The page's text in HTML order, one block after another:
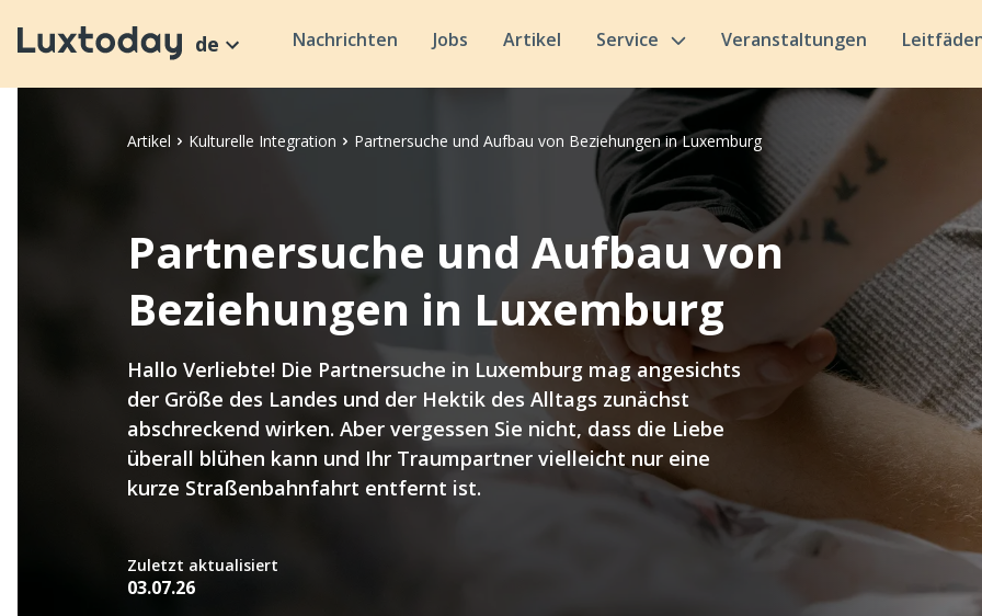
de Nachrichten Jobs Artikel Service Veranstaltungen
Artikel Kulturelle Integration Partnersuche und Aufbau von Beziehungen in Luxemburg
Partnersuche und Aufbau von
Beziehungen in Luxemburg
Hallo Verliebte! Die Partnersuche in Luxemburg mag angesichts
der Größe des Landes und der Hektik des Alltags zunächst
abschreckend wirken. Aber vergessen Sie nicht, dass die Liebe
überall blühen kann und Ihr Traumpartner vielleicht nur eine
kurze Straßenbahnfahrt entfernt ist.
Zuletzt aktualisiert
03.07.26